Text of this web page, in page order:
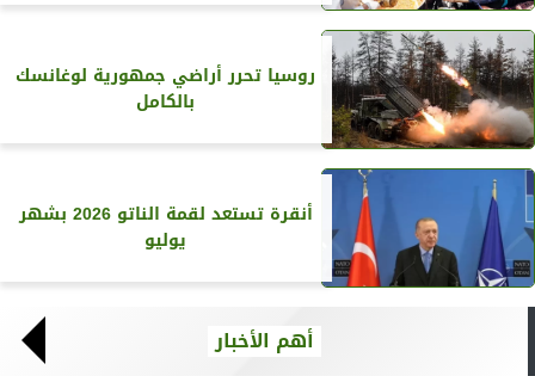
روسيا تحرر أراضي جمهورية لوغانسك
بالكامل
أنقرة تستعد لقمة الناتو 2026 بشهر
يوليو
أهم الأخبار